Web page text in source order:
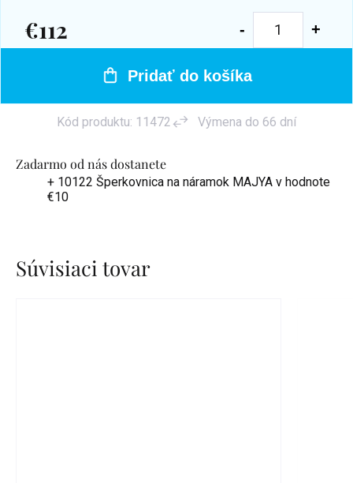
Zadarmo od nás dostanete
+ 10122 Šperkovnica na náramok MAJYA v hodnote
€10
€112
Jednotková
Pridať do košíka
Kód produktu: 11472 Výmena do 66 dní
Súvisiaci tovar